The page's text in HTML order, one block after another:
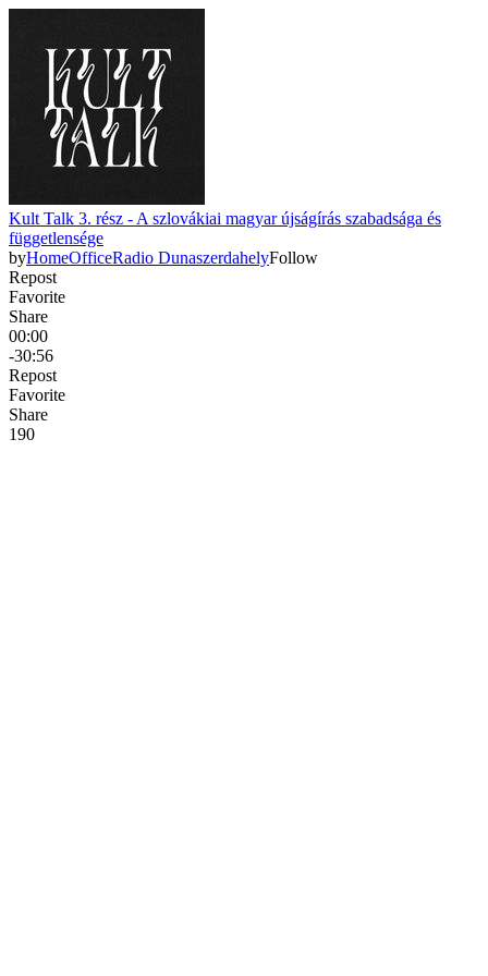
Kult Talk 3. rész - A szlovákiai magyar újságírás szabadsága és
függetlensége
byHomeOfficeRadio DunaszerdahelyFollow
Repost
Favorite
Share
00:00
-30:56
Repost
Favorite
Share
190